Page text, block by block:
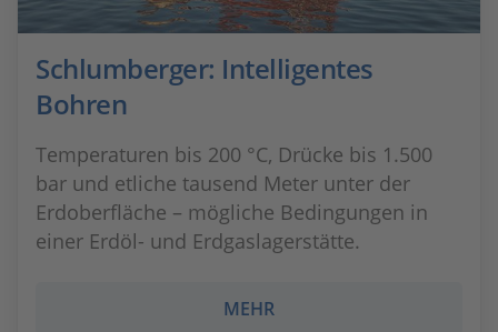
Schlumberger: Intelligentes
Bohren
Temperaturen bis 200 °C, Drücke bis 1.500
bar und etliche tausend Meter unter der
Erdoberfläche – mögliche Bedingungen in
einer Erdöl- und Erdgaslagerstätte.
MEHR